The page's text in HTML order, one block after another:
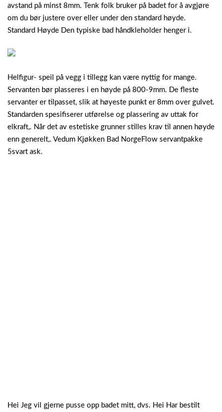
avstand på minst 8mm. Tenk folk bruker på badet for å avgjøre
om du bør justere over eller under den standard høyde.
Standard Høyde Den typiske bad håndkleholder henger i.
Helfigur- speil på vegg i tillegg kan være nyttig for mange.
Servanten bør plasseres i en høyde på 800-9mm. De fleste
servanter er tilpasset, slik at høyeste punkt er 8mm over gulvet.
Standarden spesifiserer utførelse og plassering av uttak for
elkraft,. Når det av estetiske grunner stilles krav til annen høyde
enn generelt,. Vedum Kjøkken Bad NorgeFlow servantpakke
5svart ask.
Hei Jeg vil gjerne pusse opp badet mitt, dvs. Hei Har bestilt